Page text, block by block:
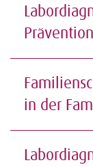
in der